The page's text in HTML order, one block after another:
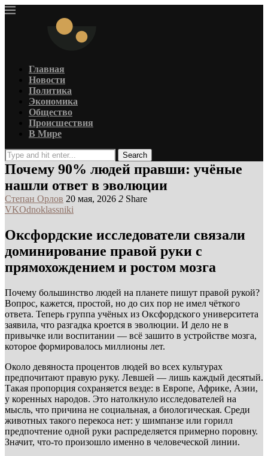
Главная
Новости
Политика
Экономика
Общество
Происшествия
В Мире
Search
Почему 90% людей правши: учёные
нашли ответ в эволюции
Степан Орлов 20 мая, 2026 2 Share
VKOdnoklassniki
Оксфордские исследователи связали
доминирование правой руки с
прямохождением и ростом мозга
Почему большинство людей на планете пишут правой рукой?
Вопрос, кажется, простой, но до сих пор не имел чёткого
ответа. Теперь группа учёных из Оксфордского университета
заявила, что разгадка кроется в эволюции. И дело не в
привычке или воспитании — всё зашито в устройстве мозга,
которое формировалось миллионы лет.
Около девяноста процентов людей во всех культурах
предпочитают правую руку. Левшей — лишь каждый десятый.
Такая пропорция сохраняется везде: в Европе, Африке, Азии,
у коренных народов. Это натолкнуло исследователей на
мысль, что причина не социальная, а биологическая. Среди
животных такого перекоса нет: у шимпанзе или горилл
предпочтение одной руки распределяется примерно поровну.
Значит, что-то произошло именно в человеческой линии.